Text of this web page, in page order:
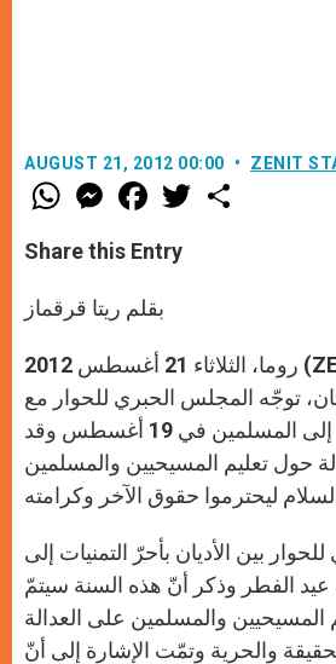
AUGUST 21, 2012 00:00 ZENIT
W
h
t
s
p
M
e
s
e
e
F
a
e
b
o
k
w
Share this Entry
بقلم ريتا قرقماز
روما، الثلاثاء 21 أغسطس 2012 (ZENIT.org).- بمناسبة
توجّه المجلس الحبري للحوار مع
الأديان برسالة إلى المسلمين في 19 أغسطس وقد
حول تعليم المسيحيين والمسلمين
بين الأديان بأحرّ التمنيات إلى
عيد الفطر وذكر أنّ هذه السنة سيتمّ
المسيحيين والمسلمين على العدالة
والحرية وتمّت الإشارة إلى أنّ